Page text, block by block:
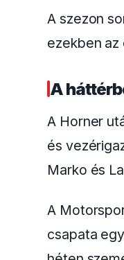
következő
voltak ezek
Sajtóhírek
Lambiase